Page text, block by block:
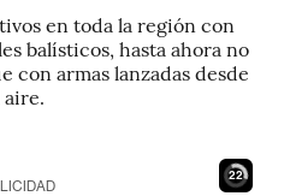
en toda la región con
balísticos, hasta ahora no
con armas lanzadas desde
aire.
21